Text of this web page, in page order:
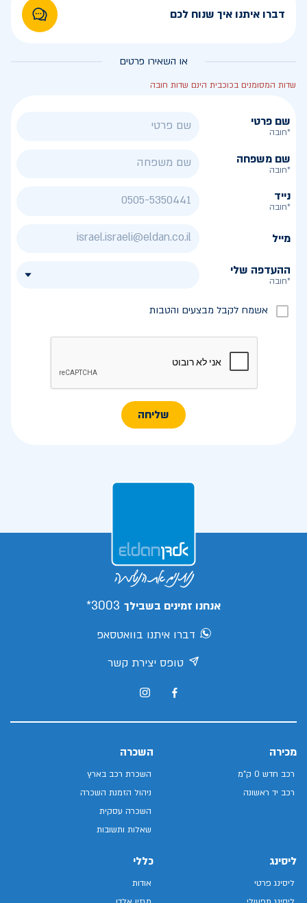
דברו איתנו איך שנוח לכם
או השאירו פרטים
שדות המסומנים בכוכבית הינם שדות חובה
שם פרטי
*חובה
שם משפחה
*חובה
נייד
*חובה
מייל
ההעדפה שלי
*חובה
אשמח לקבל מבצעים והטבות
שליחה
אנחנו זמינים בשבילך 3003*
דברו איתנו בוואטסאפ
טופס יצירת קשר
מכירה
רכב חדש 0 ק"מ
רכב יד ראשונה
השכרה
השכרת רכב בארץ
ניהול הזמנת השכרה
השכרה עסקית
שאלות ותשובות
ליסינג
ליסינג פרטי
כללי
אודות